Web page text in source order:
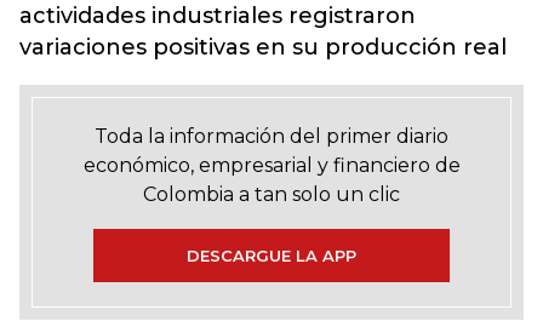
actividades industriales registraron
variaciones positivas en su producción real
Toda la información del primer diario
económico, empresarial y financiero de
Colombia a tan solo un clic
DESCARGUE LA APP